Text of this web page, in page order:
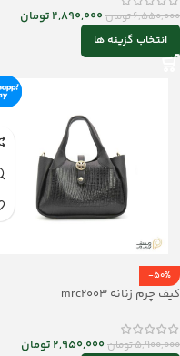
6,550,000تومان2,890,000تومان
انتخاب گزینه ها
-50%
کیف چرم زنانه mrc2003
5,900,000تومان2,950,000تومان